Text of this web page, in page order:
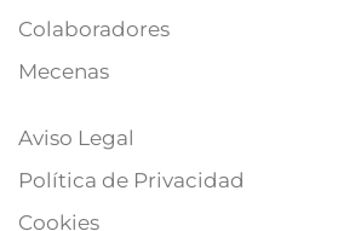
Colaboradores
Mecenas
Aviso Legal
Política de Privacidad
Cookies